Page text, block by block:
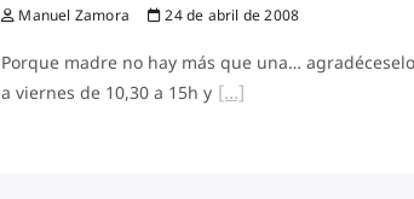
Manuel Zamora 24 de abril de 2008
Porque madre no hay más que una…
a viernes de 10,30 a 15h y